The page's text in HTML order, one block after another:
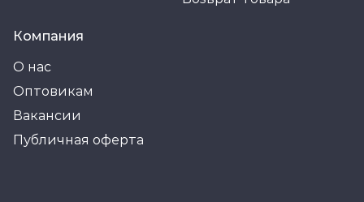
Компания
О нас
Оптовикам
Вакансии
Публичная оферта